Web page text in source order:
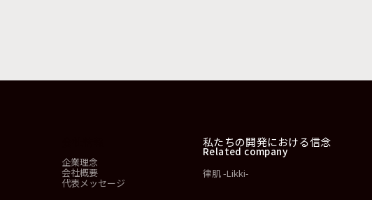
企業理念
会社概要
代表メッセージ
私たちの開発における信念
Related company
律肌 -Likki-